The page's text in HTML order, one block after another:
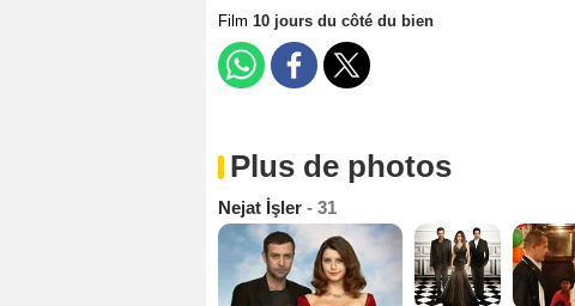
Film 10 jours du côté du bien
Plus de photos
Nejat İşler - 31